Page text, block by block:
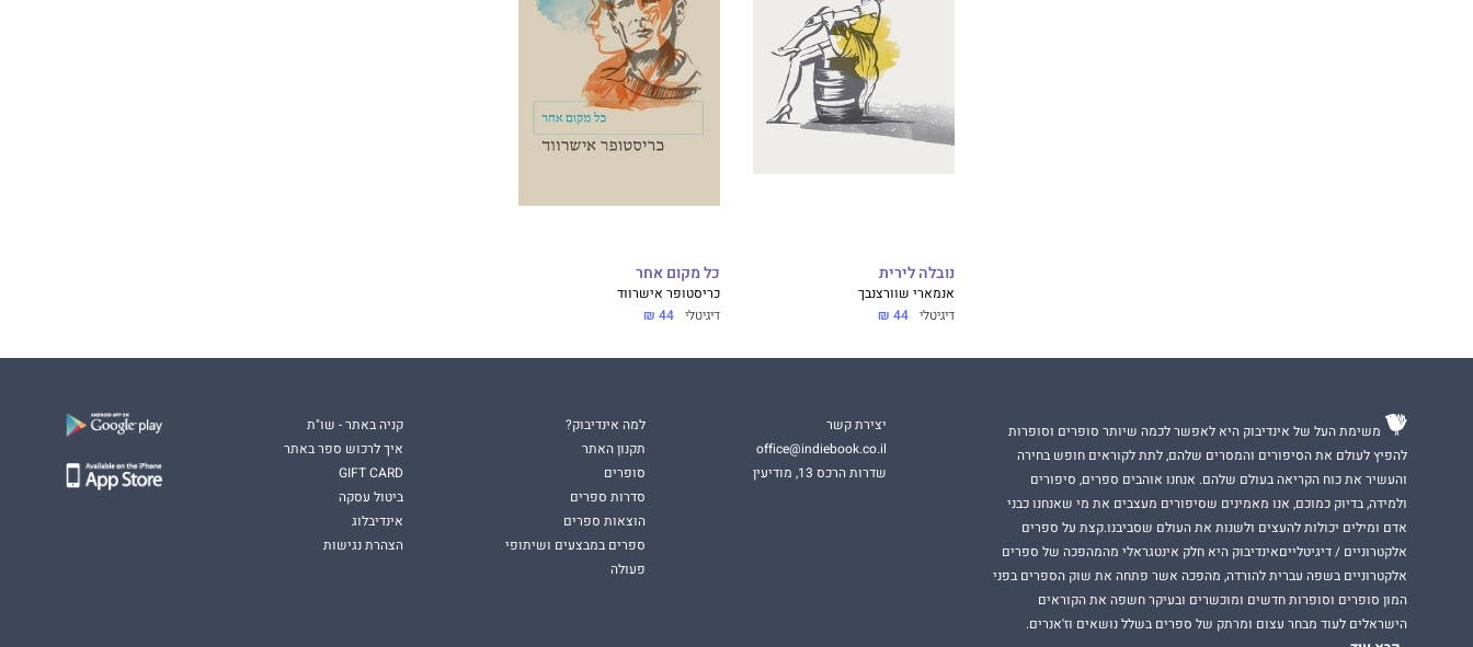
נובלה לירית
אנמארי שוורצנבך
דיגיטלי 44 ₪
כל מקום אחר
כריסטופר אישרווד
דיגיטלי 44 ₪
משימת העל של אינדיבוק היא לאפשר לכמה שיותר סופרים וסופרות
להפיץ לעולם את הסיפורים והמסרים שלהם, לתת לקוראים חופש בחירה
והעשיר את כוח הקריאה בעולם שלהם. אנחנו אוהבים ספרים, סיפורים
ולמידה, בדיוק כמוכם, אנו מאמינים שסיפורים מעצבים את מי שאנחנו כבני
אדם ומילים יכולות להעצים ולשנות את העולם שסביבנו.קצת על ספרים
אלקטרוניים / דיגיטלייםאינדיבוק היא חלק אינטגראלי מהמהפכה של ספרים
אלקטרוניים בשפה עברית להורדה, מהפכה אשר פתחה את שוק הספרים בפני
המון סופרים וסופרות חדשים ומוכשרים ובעיקר חשפה את הקוראים
הישראלים לעוד מבחר עצום ומרתק של ספרים בשלל נושאים וז'אנרים.
יצירת קשר
office@indiebook.co.il
שדרות הרכס 13, מודיעין
למה אינדיבוק?
תקנון האתר
סופרים
סדרות ספרים
הוצאות ספרים
ספרים במבצעים ושיתופי
פעולה
קניה באתר - שו"ת
איך לרכוש ספר באתר
GIFT CARD
ביטול עסקה
אינדיבלוג
הצהרת נגישות